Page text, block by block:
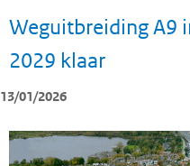
Weguitbreiding A9
2029 klaar
13/01/2026